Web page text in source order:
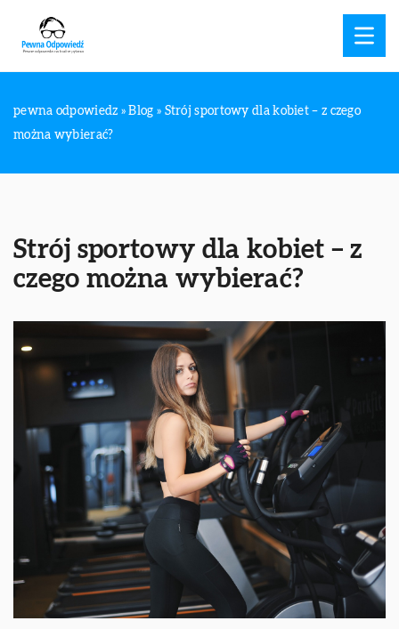
pewna odpowiedz »Blog » Strój sportowy dla kobiet – z czego
można wybierać?
Strój sportowy dla kobiet – z
czego można wybierać?